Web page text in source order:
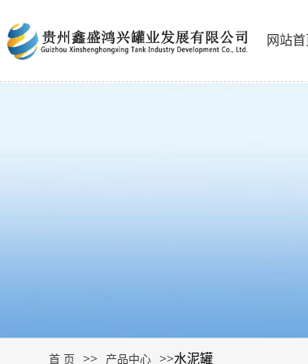
网站首
首 页 >> 产品中心 >>水泥罐